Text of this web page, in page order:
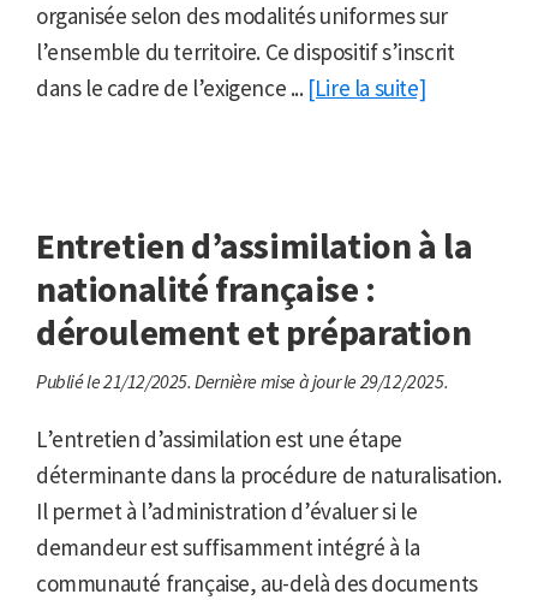
organisée selon des modalités uniformes sur
l’ensemble du territoire. Ce dispositif s’inscrit
dans le cadre de l’exigence ... [Lire la suite]
Entretien d’assimilation à la
nationalité française :
déroulement et préparation
Publié le 21/12/2025. Dernière mise à jour le 29/12/2025.
L’entretien d’assimilation est une étape
déterminante dans la procédure de naturalisation.
Il permet à l’administration d’évaluer si le
demandeur est suffisamment intégré à la
communauté française, au-delà des documents